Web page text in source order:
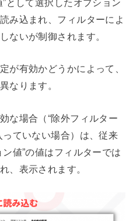
み込まれ、フィルターによ
ないが制御されます。
が有効かどうかによって、
なります。
な場合（“除外フィルター
ていない場合）は、従来
値”の値はフィルターでは
、表示されます。